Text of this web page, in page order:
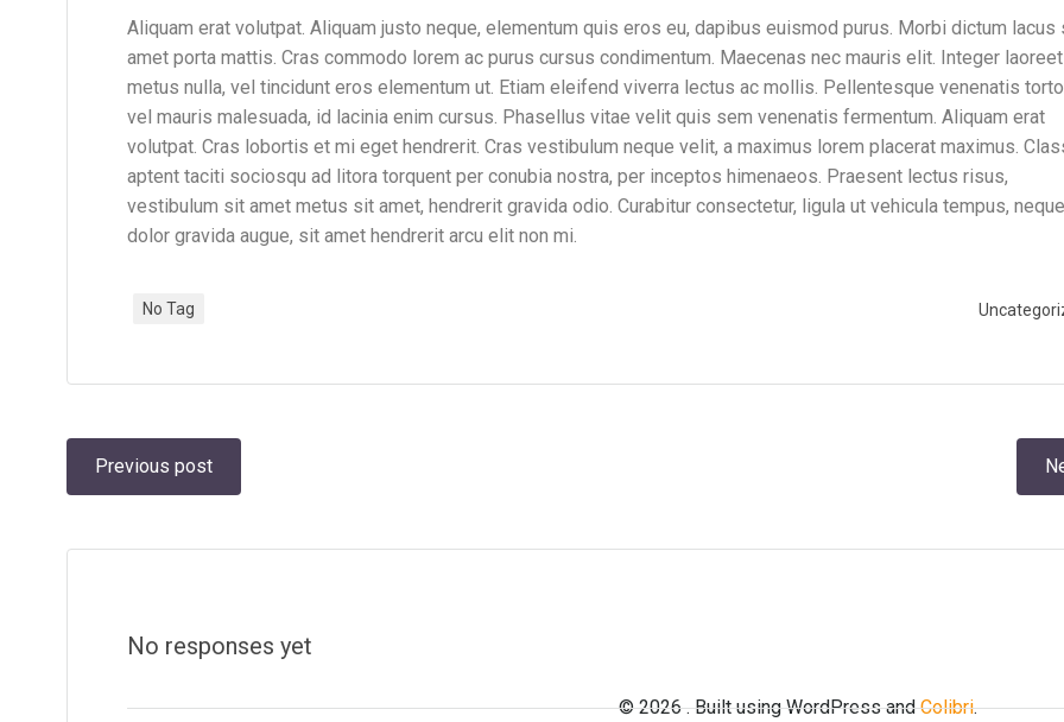
Aliquam erat volutpat. Aliquam justo neque, elementum quis eros eu, dapibus euismod purus. Morbi dictum lacus
amet porta mattis. Cras commodo lorem ac purus cursus condimentum. Maecenas nec mauris elit. Integer laoreet
metus nulla, vel tincidunt eros elementum ut. Etiam eleifend viverra lectus ac mollis. Pellentesque venenatis
vel mauris malesuada, id lacinia enim cursus. Phasellus vitae velit quis sem venenatis fermentum. Aliquam erat
volutpat. Cras lobortis et mi eget hendrerit. Cras vestibulum neque velit, a maximus lorem placerat maximus.
aptent taciti sociosqu ad litora torquent per conubia nostra, per inceptos himenaeos. Praesent lectus risus,
vestibulum sit amet metus sit amet, hendrerit gravida odio. Curabitur consectetur, ligula ut vehicula tempus, neque
dolor gravida augue, sit amet hendrerit arcu elit non mi.
No Tag
Navigation
Previous post
No responses yet
© 2026 . Built using WordPress andColibri.